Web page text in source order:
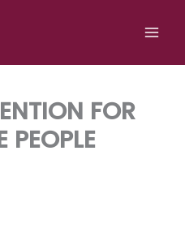
FOR